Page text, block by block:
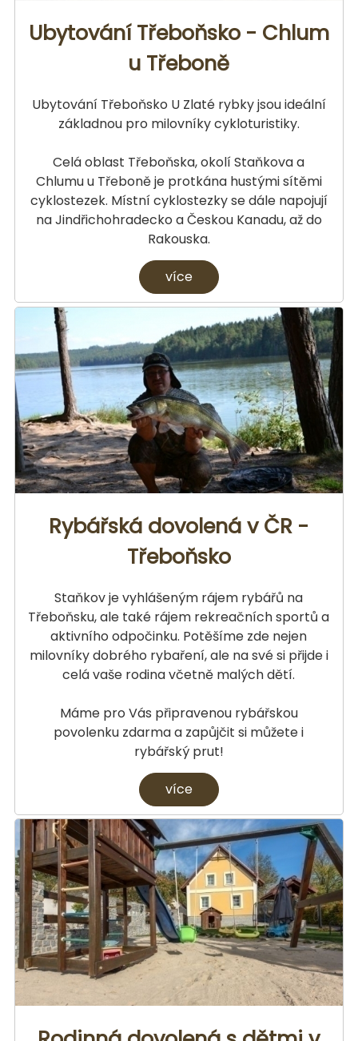
Ubytování Třeboňsko - Chlum
u Třeboně
Ubytování Třeboňsko U Zlaté rybky jsou ideální
základnou pro milovníky cykloturistiky.
Celá oblast Třeboňska, okolí Staňkova a
Chlumu u Třeboně je protkána hustými sítěmi
cyklostezek. Místní cyklostezky se dále napojují
na Jindřichohradecko a Českou Kanadu, až do
Rakouska.
více
Rybářská dovolená v ČR -
Třeboňsko
Staňkov je vyhlášeným rájem rybářů na
Třeboňsku, ale také rájem rekreačních sportů a
aktivního odpočinku. Potěšíme zde nejen
milovníky dobrého rybaření, ale na své si přijde i
celá vaše rodina včetně malých dětí.
Máme pro Vás připravenou rybářskou
povolenku zdarma a zapůjčit si můžete i
rybářský prut!
více